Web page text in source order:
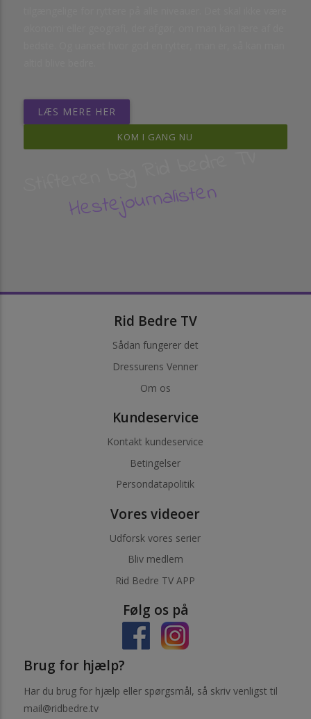
LÆS MERE HER
KOM I GANG NU
Stifteren bag Rid bedre TV
Hestejournalisten
Rid Bedre TV
Sådan fungerer det
Dressurens Venner
Om os
Kundeservice
Kontakt kundeservice
Betingelser
Persondatapolitik
Vores videoer
Udforsk vores serier
Bliv medlem
Rid Bedre TV APP
Følg os på
Brug for hjælp?
Har du brug for hjælp eller spørgsmål, så skriv venligst til
mail@ridbedre.tv